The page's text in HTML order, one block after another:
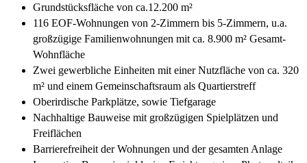
Grundstücksfläche von ca.12.200 m²
116 EOF-Wohnungen von 2-Zimmern bis 5-Zimmern, u.a.
großzügige Familienwohnungen mit ca. 8.900 m² Gesamt-
Wohnfläche
Zwei gewerbliche Einheiten mit einer Nutzfläche von ca. 320
m² und einem Gemeinschaftsraum als Quartierstreff
Oberirdische Parkplätze, sowie Tiefgarage
Nachhaltige Bauweise mit großzügigen Spielplätzen und
Freiflächen
Barrierefreiheit der Wohnungen und der gesamten Anlage